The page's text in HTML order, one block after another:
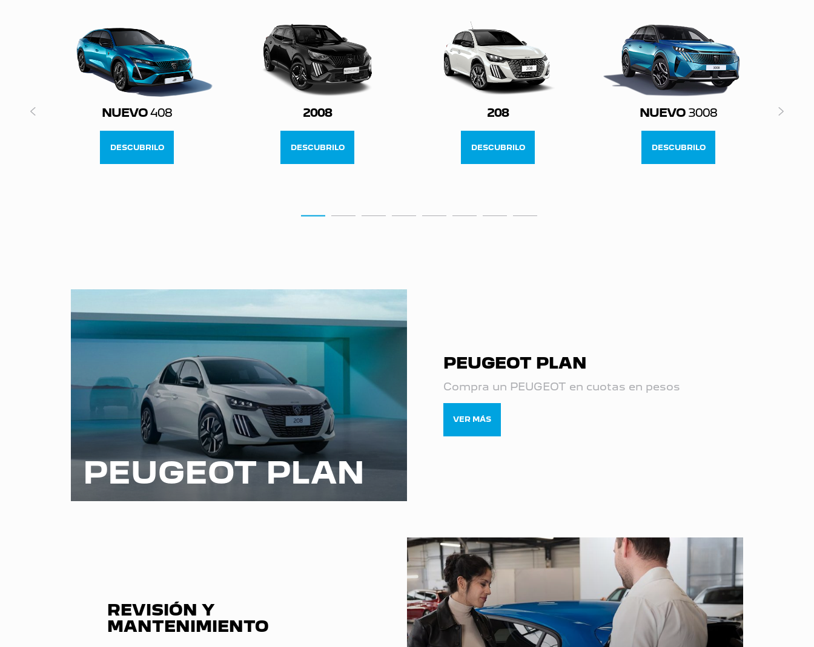
NUEVO408
DESCUBRILO
2008
DESCUBRILO
208
DESCUBRILO
NUEVO 3008
DESCUBRILO
PEUGEOT PLAN
PEUGEOT PLAN
Compra un PEUGEOT en cuotas en pesos
VER MÁS
REVISIÓN Y
MANTENIMIENTO